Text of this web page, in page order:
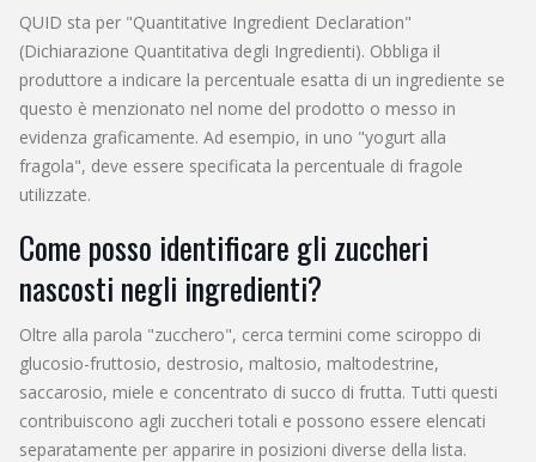
QUID sta per "Quantitative Ingredient Declaration"
(Dichiarazione Quantitativa degli Ingredienti). Obbliga il
produttore a indicare la percentuale esatta di un ingrediente se
questo è menzionato nel nome del prodotto o messo in
evidenza graficamente. Ad esempio, in uno "yogurt alla
fragola", deve essere specificata la percentuale di fragole
utilizzate.
Come posso identificare gli zuccheri
nascosti negli ingredienti?
Oltre alla parola "zucchero", cerca termini come sciroppo di
glucosio-fruttosio, destrosio, maltosio, maltodestrine,
saccarosio, miele e concentrato di succo di frutta. Tutti questi
contribuiscono agli zuccheri totali e possono essere elencati
separatamente per apparire in posizioni diverse della lista.